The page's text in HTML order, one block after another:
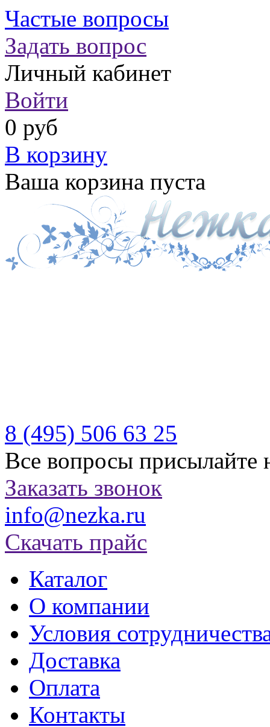
Частые вопросы
Задать вопрос
Личный кабинет
Войти
0 руб
В корзину
Ваша корзина пуста
8 (495) 506 63 25
Все вопросы присылайте
Заказать звонок
info@nezka.ru
Скачать прайс
Каталог
О компании
Условия
Доставка
Оплата
Контакты